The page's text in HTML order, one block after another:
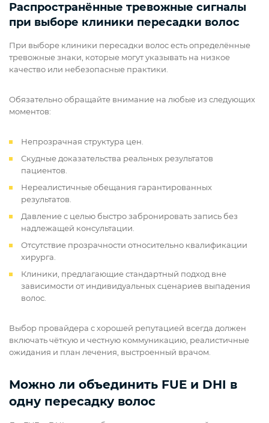
Распространённые тревожные сигналы
при выборе клиники пересадки волос
При выборе клиники пересадки волос есть определённые
тревожные знаки, которые могут указывать на низкое
качество или небезопасные практики.
Обязательно обращайте внимание на любые из следующих
моментов:
Непрозрачная структура цен.
Скудные доказательства реальных результатов
пациентов.
Нереалистичные обещания гарантированных
результатов.
Давление с целью быстро забронировать запись без
надлежащей консультации.
Отсутствие прозрачности относительно квалификации
хирурга.
Клиники, предлагающие стандартный подход вне
зависимости от индивидуальных сценариев выпадения
волос.
Выбор провайдера с хорошей репутацией всегда должен
включать чёткую и честную коммуникацию, реалистичные
ожидания и план лечения, выстроенный врачом.
Можно ли объединить FUE и DHI в
одну пересадку волос